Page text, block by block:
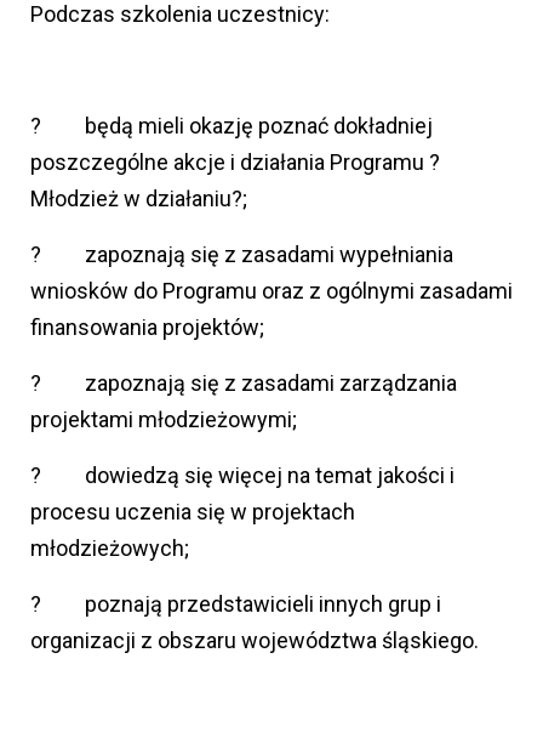
Podczas szkolenia uczestnicy:
? będą mieli okazję poznać dokładniej
poszczególne akcje i działania Programu ?
Młodzież w działaniu?;
? zapoznają się z zasadami wypełniania
wniosków do Programu oraz z ogólnymi zasadami
finansowania projektów;
? zapoznają się z zasadami zarządzania
projektami młodzieżowymi;
? dowiedzą się więcej na temat jakości i
procesu uczenia się w projektach
młodzieżowych;
? poznają przedstawicieli innych grup i
organizacji z obszaru województwa śląskiego.